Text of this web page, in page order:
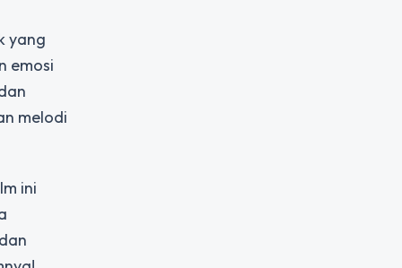
yang
emosi
melodi
ini